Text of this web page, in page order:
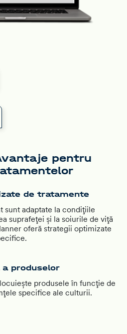
pentru
de tratamente
sunt adaptate la condițiile
suprafeței și la soiurile de viță
oferă strategii optimizate
produselor
produsele în funcție de
specifice ale culturii.